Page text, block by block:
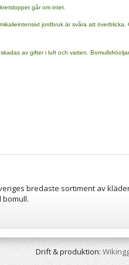
går om intet.
jordbruk är svåra att
av gifter i luft och vatten.
bredaste sortiment av
Drift & produktion: